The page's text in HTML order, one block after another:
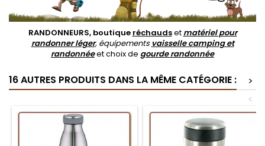
RANDONNEURS, boutique réchaudset matériel pour
randonner léger, équipements vaisselle camping et
randonnéeet choix de gourde randonnée
16 AUTRES PRODUITS DANS LA MÊME CATÉGORIE :
>
<